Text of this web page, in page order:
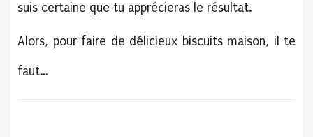
suis certaine que tu apprécieras le résultat.
Alors, pour faire de délicieux biscuits maison, il te
faut…